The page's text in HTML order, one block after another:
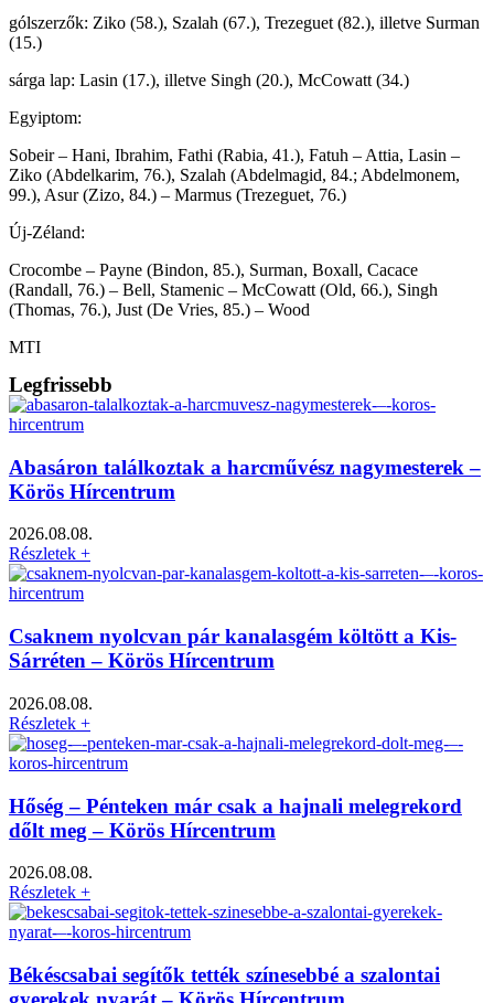
gólszerzők: Ziko (58.), Szalah (67.), Trezeguet (82.), illetve Surman
(15.)
sárga lap: Lasin (17.), illetve Singh (20.), McCowatt (34.)
Egyiptom:
Sobeir – Hani, Ibrahim, Fathi (Rabia, 41.), Fatuh – Attia, Lasin –
Ziko (Abdelkarim, 76.), Szalah (Abdelmagid, 84.; Abdelmonem,
99.), Asur (Zizo, 84.) – Marmus (Trezeguet, 76.)
Új-Zéland:
Crocombe – Payne (Bindon, 85.), Surman, Boxall, Cacace
(Randall, 76.) – Bell, Stamenic – McCowatt (Old, 66.), Singh
(Thomas, 76.), Just (De Vries, 85.) – Wood
MTI
Legfrissebb
Abasáron találkoztak a harcművész nagymesterek –
Körös Hírcentrum
2026.08.08.
Részletek +
Csaknem nyolcvan pár kanalasgém költött a Kis-
Sárréten – Körös Hírcentrum
2026.08.08.
Részletek +
Hőség – Pénteken már csak a hajnali melegrekord
dőlt meg – Körös Hírcentrum
2026.08.08.
Részletek +
Békéscsabai segítők tették színesebbé a szalontai